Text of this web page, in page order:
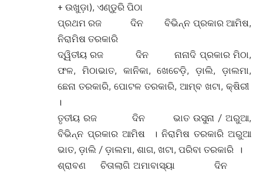
+ ଉଖୁଡ଼ା), ଏଣ୍ଡୁରି ପିଠା
ପ୍ରଥମ ରଜ ଦିନ ବିଭିନ୍ନ ପ୍ରକାର ଆମିଷ,
ନିରାମିଷ ତରକାରି
ଦ୍ୱିତୀୟ ରଜ ଦିନ ନାନାଦି ପ୍ରକାର ମିଠା,
ଫଳ, ମିଠାଭାତ, କାନିକା, ଖେଚେଡ଼ି, ଡ଼ାଲି, ଡ଼ାଲମା,
ଛେନା ତରକାରି, ପୋଟଳ ତରକାରି, ଆମ୍ବ ଖଟା, କ୍ଷିରୀ
।
ତୃତୀୟ ରଜ ଦିନ ଭାତ ଉସୁନା / ଅରୁଆ,
ବିଭିନ୍ନ ପ୍ରକାର ଆମିଷ । ନିରାମିଷ ତରକାରି ଅରୁଆ
ଭାତ, ଡ଼ାଲି / ଡ଼ାଲମା, ଶାଗ, ଖଟା, ପରିବା ତରକାରି ।
ଶ୍ରାବଣ ଚିତାଲାଗି ଅମାବାସ୍ୟା ଦିନ